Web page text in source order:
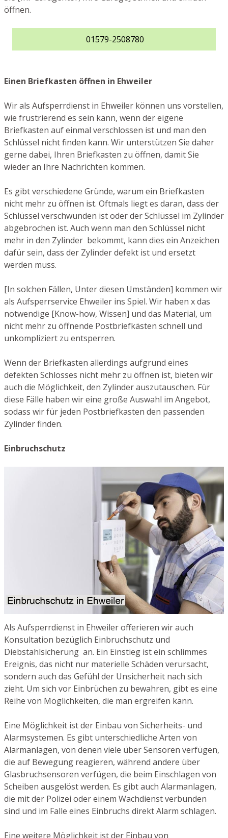
öffnen.
01579-2508780
Einen Briefkasten öffnen in Ehweiler
Wir als Aufsperrdienst in Ehweiler können uns vorstellen,
wie frustrierend es sein kann, wenn der eigene
Briefkasten auf einmal verschlossen ist und man den
Schlüssel nicht finden kann. Wir unterstützen Sie daher
gerne dabei, Ihren Briefkasten zu öffnen, damit Sie
wieder an Ihre Nachrichten kommen.
Es gibt verschiedene Gründe, warum ein Briefkasten
nicht mehr zu öffnen ist. Oftmals liegt es daran, dass der
Schlüssel verschwunden ist oder der Schlüssel im Zylinder
abgebrochen ist. Auch wenn man den Schlüssel nicht
mehr in den Zylinder bekommt, kann dies ein Anzeichen
dafür sein, dass der Zylinder defekt ist und ersetzt
werden muss.
[In solchen Fällen, Unter diesen Umständen] kommen wir
als Aufsperrservice Ehweiler ins Spiel. Wir haben x das
notwendige [Know-how, Wissen] und das Material, um
nicht mehr zu öffnende Postbriefkästen schnell und
unkompliziert zu entsperren.
Wenn der Briefkasten allerdings aufgrund eines
defekten Schlosses nicht mehr zu öffnen ist, bieten wir
auch die Möglichkeit, den Zylinder auszutauschen. Für
diese Fälle haben wir eine große Auswahl im Angebot,
sodass wir für jeden Postbriefkasten den passenden
Zylinder finden.
Einbruchschutz
Als Aufsperrdienst in Ehweiler offerieren wir auch
Konsultation bezüglich Einbruchschutz und
Diebstahlsicherung an. Ein Einstieg ist ein schlimmes
Ereignis, das nicht nur materielle Schäden verursacht,
sondern auch das Gefühl der Unsicherheit nach sich
zieht. Um sich vor Einbrüchen zu bewahren, gibt es eine
Reihe von Möglichkeiten, die man ergreifen kann.
Eine Möglichkeit ist der Einbau von Sicherheits- und
Alarmsystemen. Es gibt unterschiedliche Arten von
Alarmanlagen, von denen viele über Sensoren verfügen,
die auf Bewegung reagieren, während andere über
Glasbruchsensoren verfügen, die beim Einschlagen von
Scheiben ausgelöst werden. Es gibt auch Alarmanlagen,
die mit der Polizei oder einem Wachdienst verbunden
sind und im Falle eines Einbruchs direkt Alarm schlagen.
Eine weitere Möglichkeit ist der Einbau von